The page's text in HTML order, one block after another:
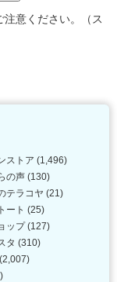
意ください。（ス
ストア (1,496)
の声 (130)
テラコヤ (21)
ート (25)
ップ(127)
タ (310)
(2,007)